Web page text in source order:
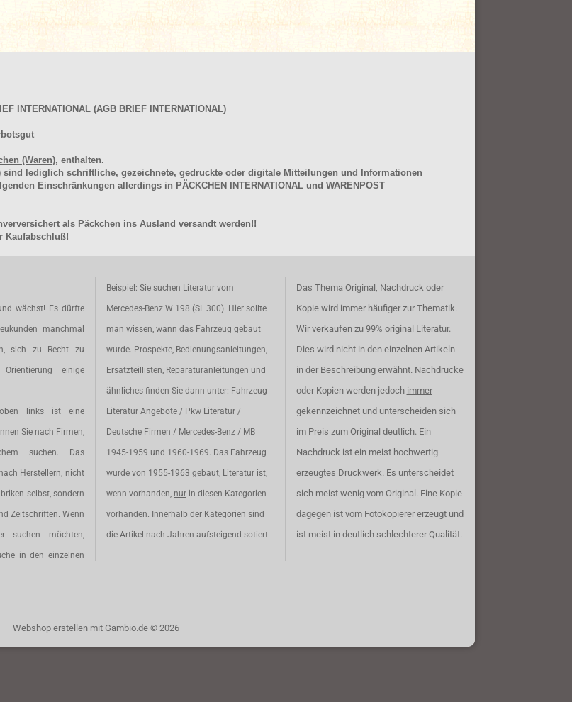
INTERNATIONAL (AGB BRIEF INTERNATIONAL)
(Waren), enthalten.
lediglich schriftliche, gezeichnete, gedruckte oder digitale Mitteilungen und Informationen
Einschränkungen allerdings in PÄCKCHEN INTERNATIONAL und WARENPOST
als Päckchen ins Ausland versandt werden!!
Kaufabschluß!
wächst! Es dürfte
manchmal
sich zu Recht zu
einige
links ist eine
Sie nach Firmen,
suchen. Das
Herstellern, nicht
selbst, sondern
Zeitschriften. Wenn
suchen möchten,
in den einzelnen
Beispiel: Sie suchen Literatur vom
Mercedes-Benz W 198 (SL 300). Hier sollte
man wissen, wann das Fahrzeug gebaut
wurde. Prospekte, Bedienungsanleitungen,
Ersatzteillisten, Reparaturanleitungen und
ähnliches finden Sie dann unter: Fahrzeug
Literatur Angebote / Pkw Literatur /
Deutsche Firmen / Mercedes-Benz / MB
1945-1959 und 1960-1969. Das Fahrzeug
wurde von 1955-1963 gebaut, Literatur ist,
wenn vorhanden, nur in diesen Kategorien
vorhanden. Innerhalb der Kategorien sind
die Artikel nach Jahren aufsteigend sotiert.
Das Thema Original, Nachdruck oder
Kopie wird immer häufiger zur Thematik.
Wir verkaufen zu 99% original Literatur.
Dies wird nicht in den einzelnen Artikeln
in der Beschreibung erwähnt. Nachdrucke
oder Kopien werden jedoch immer
gekennzeichnet und unterscheiden sich
im Preis zum Original deutlich. Ein
Nachdruck ist ein meist hochwertig
erzeugtes Druckwerk. Es unterscheidet
sich meist wenig vom Original. Eine Kopie
dagegen ist vom Fotokopierer erzeugt und
ist meist in deutlich schlechterer Qualität.
Webshop erstellenmit Gambio.de © 2026